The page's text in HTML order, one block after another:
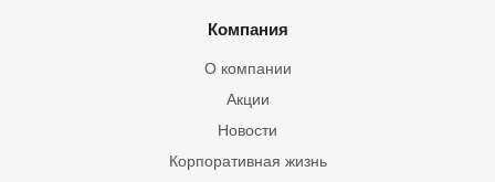
Компания
О компании
Акции
Новости
Корпоративная жизнь